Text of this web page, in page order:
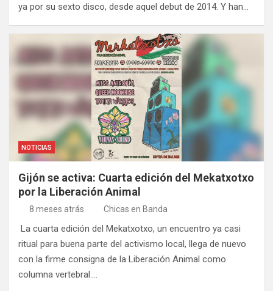
ya por su sexto disco, desde aquel debut de 2014. Y han…
NOTICIAS
Gijón se activa: Cuarta edición del Mekatxotxo
por la Liberación Animal
8 meses atrás Chicas en Banda
La cuarta edición del Mekatxotxo, un encuentro ya casi
ritual para buena parte del activismo local, llega de nuevo
con la firme consigna de la Liberación Animal como
columna vertebral.…